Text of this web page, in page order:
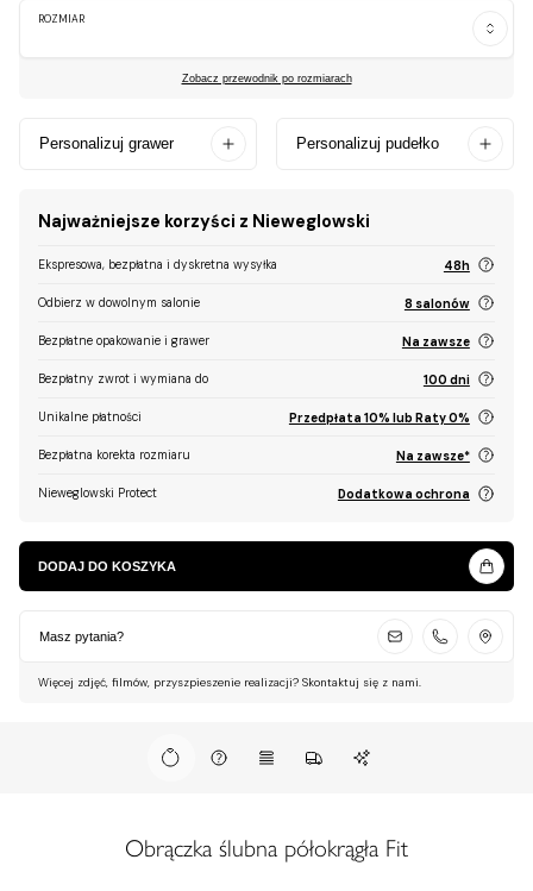
ROZMIAR
Zobacz przewodnik po rozmiarach
Personalizuj grawer Personalizuj pudełko
Najważniejsze korzyści z Nieweglowski
Ekspresowa, bezpłatna i dyskretna wysyłka 48h
Odbierz w dowolnym salonie 8 salonów
Bezpłatne opakowanie i grawer Na zawsze
Bezpłatny zwrot i wymiana do 100 dni
Unikalne płatności Przedpłata 10% lub Raty 0%
Bezpłatna korekta rozmiaru Na zawsze*
Nieweglowski Protect Dodatkowa ochrona
DODAJ DO KOSZYKA
Masz pytania?
Więcej zdjęć, filmów, przyszpieszenie realizacji? Skontaktuj się z nami.
Obrączka ślubna półokrągła Fit